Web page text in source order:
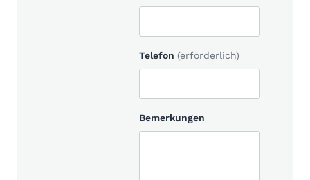
Telefon (erforderlich)
Bemerkungen